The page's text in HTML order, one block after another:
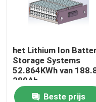
het Lithium Ion
Storage Systems
52.864KWh van
280Ah
Beste prijs